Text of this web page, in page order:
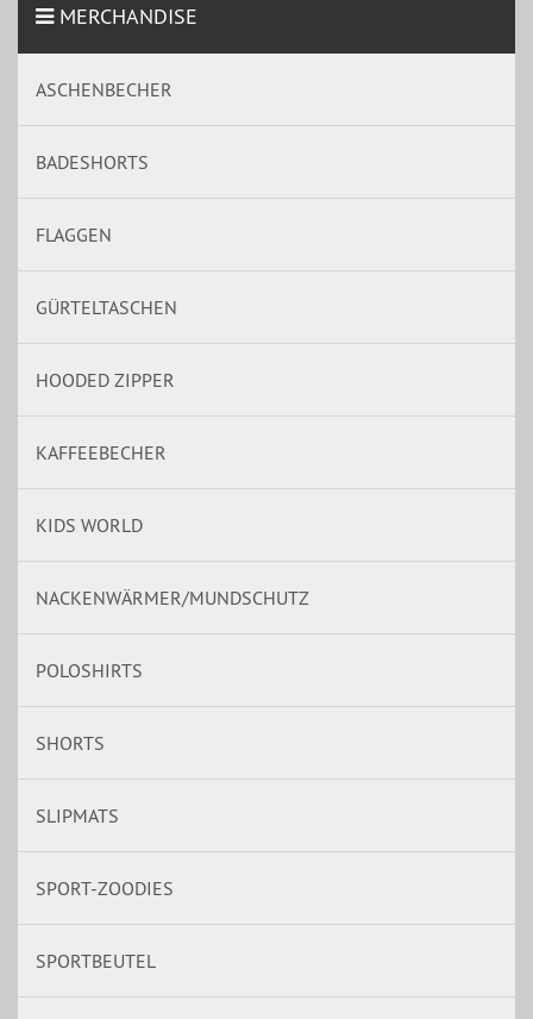
MERCHANDISE
ASCHENBECHER
BADESHORTS
FLAGGEN
GÜRTELTASCHEN
HOODED ZIPPER
KAFFEEBECHER
KIDS WORLD
NACKENWÄRMER/MUNDSCHUTZ
POLOSHIRTS
SHORTS
SLIPMATS
SPORT-ZOODIES
SPORTBEUTEL